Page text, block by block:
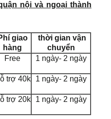
nội và ngoại thành
giao
hàng
thời gian vận
chuyển
Free 1 ngày- 2 ngày
trợ 40k 1 ngày- 2 ngày
trợ 20k 1 ngày- 2 ngày